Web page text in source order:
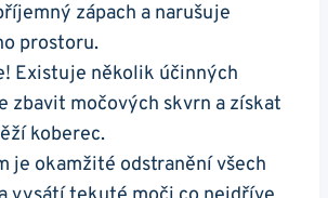
zápach a narušuje
prostoru.
Existuje několik účinných
zbavit močových skvrn a získat
koberec.
je okamžité odstranění všech